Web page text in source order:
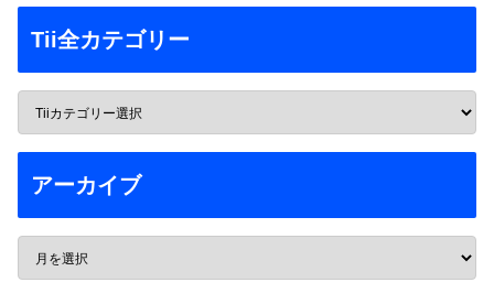
Tii全カテゴリー
アーカイブ